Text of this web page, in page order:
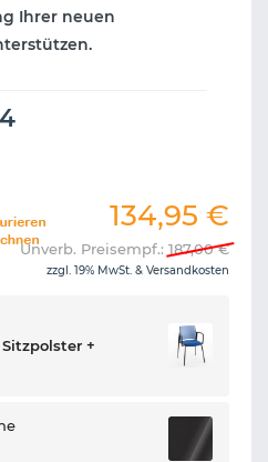
Ihrer neuen
134,95 €
Unverb. Preisempf.: 187,00€
zzgl. 19% MwSt. & Versandkosten
+